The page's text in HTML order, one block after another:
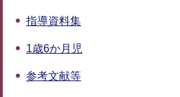
指導資料集
1歳6か月児
参考文献等